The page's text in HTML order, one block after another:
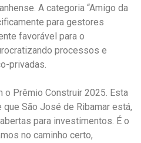
A categoria “Amigo da
para gestores
favorável para o
processos e
privadas.
o Prêmio Construir 2025. Esta
que São José de Ribamar está,
para investimentos. É o
no caminho certo,